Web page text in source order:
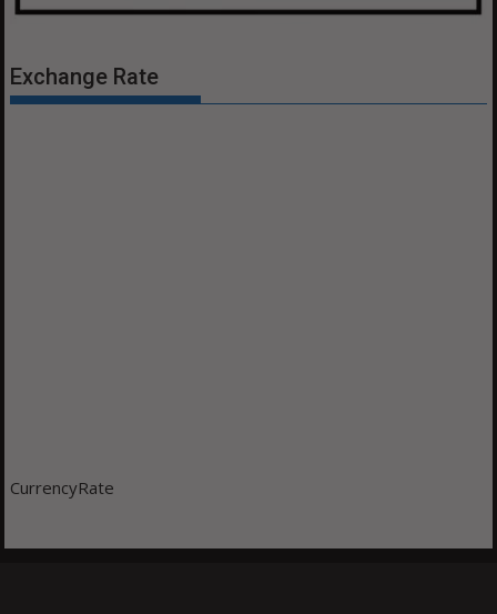
Exchange Rate
CurrencyRate